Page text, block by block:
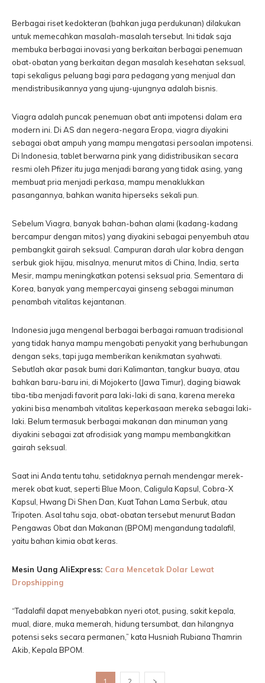
Berbagai riset kedokteran (bahkan juga perdukunan) dilakukan
untuk memecahkan masalah-masalah tersebut. Ini tidak saja
membuka berbagai inovasi yang berkaitan berbagai penemuan
obat-obatan yang berkaitan degan masalah kesehatan seksual,
tapi sekaligus peluang bagi para pedagang yang menjual dan
mendistribusikannya yang ujung-ujungnya adalah bisnis.
Viagra adalah puncak penemuan obat anti impotensi dalam era
modern ini. Di AS dan negera-negara Eropa, viagra diyakini
sebagai obat ampuh yang mampu mengatasi persoalan impotensi.
Di Indonesia, tablet berwarna pink yang didistribusikan secara
resmi oleh Pfizer itu juga menjadi barang yang tidak asing, yang
membuat pria menjadi perkasa, mampu menaklukkan
pasangannya, bahkan wanita hiperseks sekali pun.
Sebelum Viagra, banyak bahan-bahan alami (kadang-kadang
bercampur dengan mitos) yang diyakini sebagai penyembuh atau
pembangkit gairah seksual. Campuran darah ular kobra dengan
serbuk giok hijau, misalnya, menurut mitos di China, India, serta
Mesir, mampu meningkatkan potensi seksual pria. Sementara di
Korea, banyak yang mempercayai ginseng sebagai minuman
penambah vitalitas kejantanan.
Indonesia juga mengenal berbagai berbagai ramuan tradisional
yang tidak hanya mampu mengobati penyakit yang berhubungan
dengan seks, tapi juga memberikan kenikmatan syahwati.
Sebutlah akar pasak bumi dari Kalimantan, tangkur buaya, atau
bahkan baru-baru ini, di Mojokerto (Jawa Timur), daging biawak
tiba-tiba menjadi favorit para laki-laki di sana, karena mereka
yakini bisa menambah vitalitas keperkasaan mereka sebagai laki-
laki. Belum termasuk berbagai makanan dan minuman yang
diyakini sebagai zat afrodisiak yang mampu membangkitkan
gairah seksual.
Saat ini Anda tentu tahu, setidaknya pernah mendengar merek-
merek obat kuat, seperti Blue Moon, Caligula Kapsul, Cobra-X
Kapsul, Hwang Di Shen Dan, Kuat Tahan Lama Serbuk, atau
Tripoten. Asal tahu saja, obat-obatan tersebut menurut Badan
Pengawas Obat dan Makanan (BPOM) mengandung tadalafil,
yaitu bahan kimia obat keras.
Mesin Uang AliExpress: Cara Mencetak Dolar Lewat
Dropshipping
“Tadalafil dapat menyebabkan nyeri otot, pusing, sakit kepala,
mual, diare, muka memerah, hidung tersumbat, dan hilangnya
potensi seks secara permanen,” kata Husniah Rubiana Thamrin
Akib, Kepala BPOM.